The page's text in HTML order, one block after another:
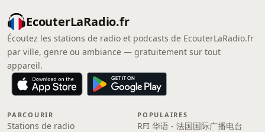
EcouterLaRadio.fr
Écoutez les stations de radio et podcasts de EcouterLaRadio.fr
par ville, genre ou ambiance — gratuitement sur tout
appareil.
PARCOURIR
Stations de radio
POPULAIRES
RFI 华语 - 法国国际广播电台